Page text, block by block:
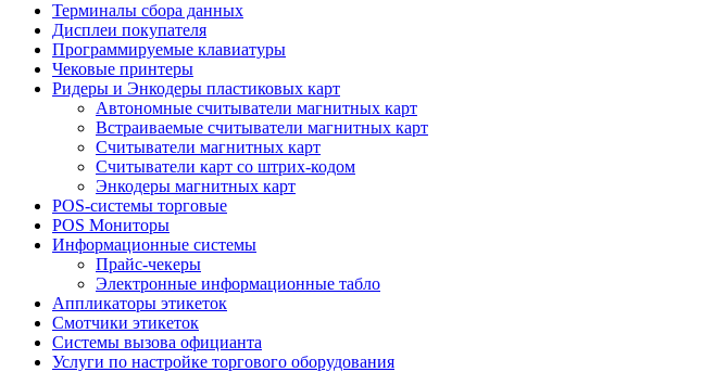
Терминалы сбора данных
Дисплеи покупателя
Программируемые клавиатуры
Чековые принтеры
Ридеры и Энкодеры пластиковых карт
Автономные считыватели магнитных карт
Встраиваемые считыватели магнитных карт
Считыватели магнитных карт
Считыватели карт со штрих-кодом
Энкодеры магнитных карт
POS-системы торговые
POS Мониторы
Информационные системы
Прайс-чекеры
Электронные информационные табло
Аппликаторы этикеток
Смотчики этикеток
Системы вызова официанта
Услуги по настройке торгового оборудования